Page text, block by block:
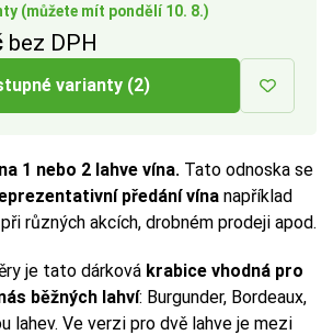
(můžete mít pondělí 10. 8.)
bez DPH
varianty (2)
1 nebo 2 lahve vína. Tato odnoska se
předání vína například
různých akcích, drobném prodeji apod.
je tato dárková krabice vhodná pro
běžných lahví: Burgunder, Bordeaux,
lahev. Ve verzi pro dvě lahve je mezi